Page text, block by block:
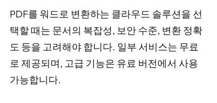
PDF를 워드로 변환하는 클라우드 솔루션을 선
택할 때는 문서의 복잡성, 보안 수준, 변환 정확
도 등을 고려해야 합니다. 일부 서비스는 무료
로 제공되며, 고급 기능은 유료 버전에서 사용
가능합니다.